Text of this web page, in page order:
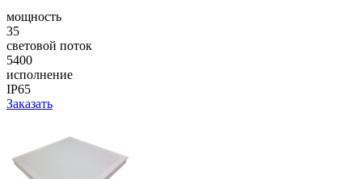
мощность
35
световой поток
5400
исполнение
IP65
Заказать